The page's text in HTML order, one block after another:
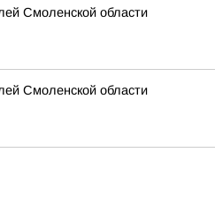
Смоленской области
Смоленской области